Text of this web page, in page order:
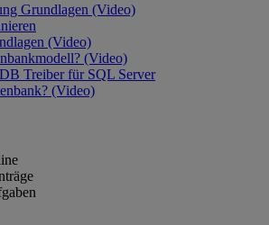
Grundlagen (Video)
(Video)
(Video)
Treiber für SQL Server
(Video)